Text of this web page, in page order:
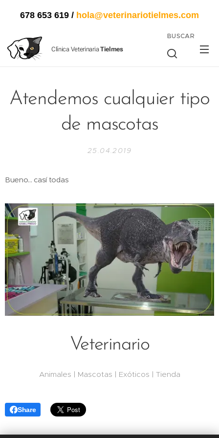
678 653 619 / hola@veterinariotielmes.com
Clínica Veterinaria Tielmes
BUSCAR
Atendemos cualquier tipo
de mascotas
25.04.2019
Bueno... casí todas 🤣🤣🤣
Veterinario
Animales | Mascotas | Exóticos | Tienda
Share